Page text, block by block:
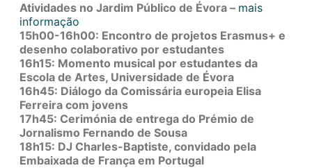
Atividades no Jardim Público de Évora – mais
informação
15h00-16h00: Encontro de projetos Erasmus+ e
desenho colaborativo por estudantes
16h15: Momento musical por estudantes da
Escola de Artes, Universidade de Évora
16h45: Diálogo da Comissária europeia Elisa
Ferreira com jovens
17h45: Cerimónia de entrega do Prémio de
Jornalismo Fernando de Sousa
18h15: DJ Charles-Baptiste, convidado pela
Embaixada de França em Portugal